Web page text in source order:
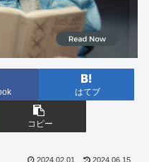
はてブ
コピー
2024.02.01 2024.06.15